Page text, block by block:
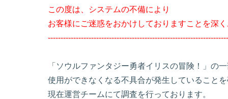
この度は、システムの不備により
お客様にご迷惑をおかけしておりますことを深
「ソウルファンタジー勇者イリスの冒険！」の
使用ができなくなる不具合が発生していること
現在運営チームにて調査を行っております。